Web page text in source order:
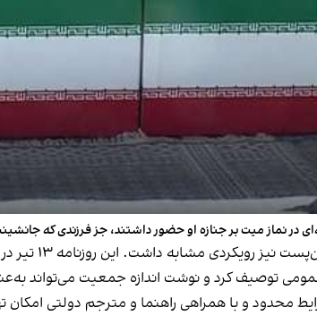
در نماز میت بر جنازه او حضور داشتند، جز فرزندی که
توصیف کرد و نوشت اندازه جمعیت می‌تواند
محدود و با همراهی راهنما و مترجم دولتی امکان